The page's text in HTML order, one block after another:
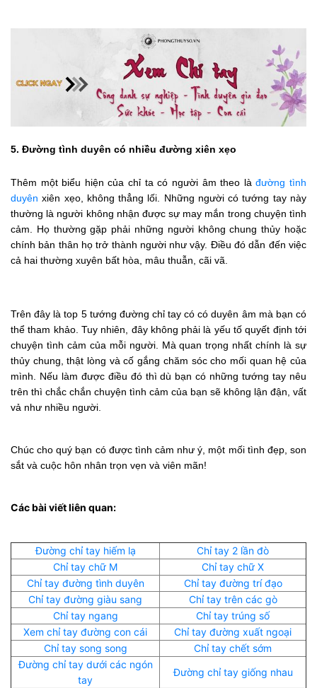
5. Đường tình duyên có nhiều đường xiên xẹo
Thêm một biểu hiện của chỉ ta có người âm theo làđường tình
duyên xiên xẹo, không thẳng lối. Những người có tướng tay này
thường là người không nhận được sự may mắn trong chuyện tình
cảm. Họ thường gặp phải những người không chung thủy hoặc
chính bản thân họ trở thành người như vậy. Điều đó dẫn đến việc
cả hai thường xuyên bất hòa, mâu thuẫn, cãi vã.
Trên đây là top 5 tướng đường chỉ tay có có duyên âm mà bạn có
thể tham khảo. Tuy nhiên, đây không phải là yếu tố quyết định tới
chuyện tình cảm của mỗi người. Mà quan trọng nhất chính là sự
thủy chung, thật lòng và cố gắng chăm sóc cho mối quan hệ của
mình. Nếu làm được điều đó thì dù bạn có những tướng tay nêu
trên thì chắc chắn chuyện tình cảm của bạn sẽ không lận đận, vất
vả như nhiều người.
Chúc cho quý bạn có được tình cảm như ý, một mối tình đẹp, son
sắt và cuộc hôn nhân trọn vẹn và viên mãn!
Các bài viết liên quan:
Đường chỉ tay hiếm lạ
Chỉ tay 2 lần đò
Chỉ tay chữ M
Chỉ tay chữ X
Chỉ tay đường tình duyên
Chỉ tay đường trí đạo
Chỉ tay đường giàu sang
Chỉ tay trên các gò
Chỉ tay ngang
Chỉ tay trúng số
Xem chỉ tay đường con cái
Chỉ tay đường xuất ngoại
Chỉ tay song song
Chỉ tay chết sớm
Đường chỉ tay dưới các ngón
tay
Đường chỉ tay giống nhau